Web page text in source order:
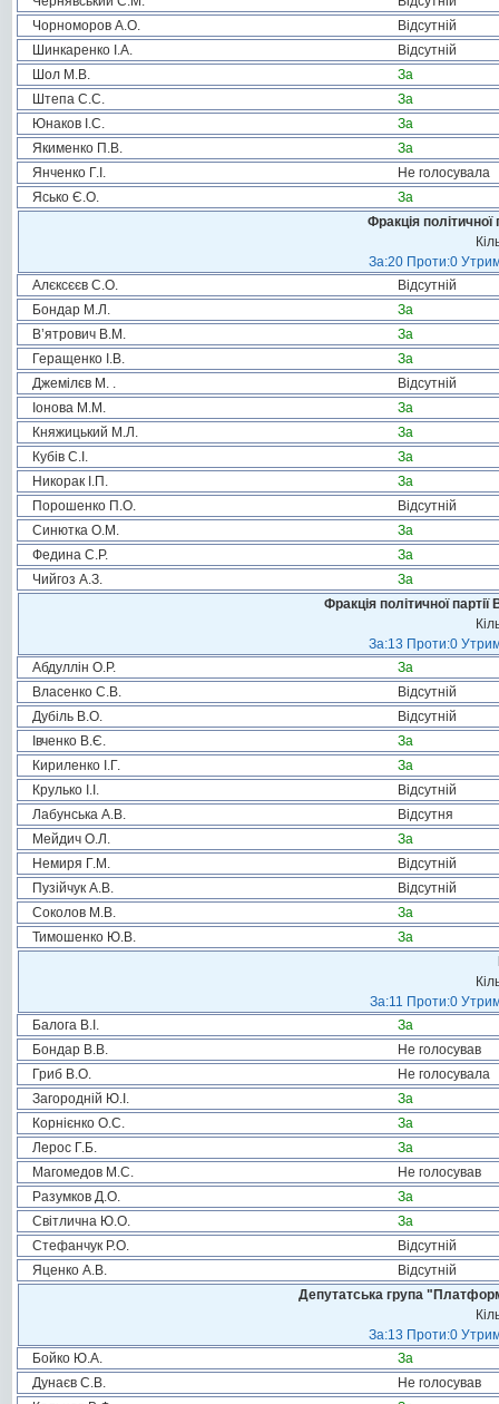
Чорноморов А.О.
Відсутній
Шинкаренко І.А.
Відсутній
Шол М.В.
За
Штепа С.С.
За
Юнаков І.С.
За
Якименко П.В.
За
Янченко Г.І.
Не голосувала
Ясько Є.О.
За
Фракція
За:20 Проти:0
Алєксєєв С.О.
Відсутній
Бондар М.Л.
За
В’ятрович В.М.
За
Геращенко І.В.
За
Джемілєв М. .
Відсутній
Іонова М.М.
За
Княжицький М.Л.
За
Кубів С.І.
За
Никорак І.П.
За
Порошенко П.О.
Відсутній
Синютка О.М.
За
Федина С.Р.
За
Чийгоз А.З.
За
Фракція політичної
За:13 Проти:0
Абдуллін О.Р.
За
Власенко С.В.
Відсутній
Дубіль В.О.
Відсутній
Івченко В.Є.
За
Кириленко І.Г.
За
Крулько І.І.
Відсутній
Лабунська А.В.
Відсутня
Мейдич О.Л.
За
Немиря Г.М.
Відсутній
Пузійчук А.В.
Відсутній
Соколов М.В.
За
Тимошенко Ю.В.
За
За:11 Проти:0
Балога В.І.
За
Бондар В.В.
Не голосував
Гриб В.О.
Не голосувала
Загородній Ю.І.
За
Корнієнко О.С.
За
Лерос Г.Б.
За
Магомедов М.С.
Не голосував
Разумков Д.О.
За
Світлична Ю.О.
За
Стефанчук Р.О.
Відсутній
Яценко А.В.
Відсутній
Депутатська група
За:13 Проти:0
Бойко Ю.А.
За
Дунаєв С.В.
Не голосував